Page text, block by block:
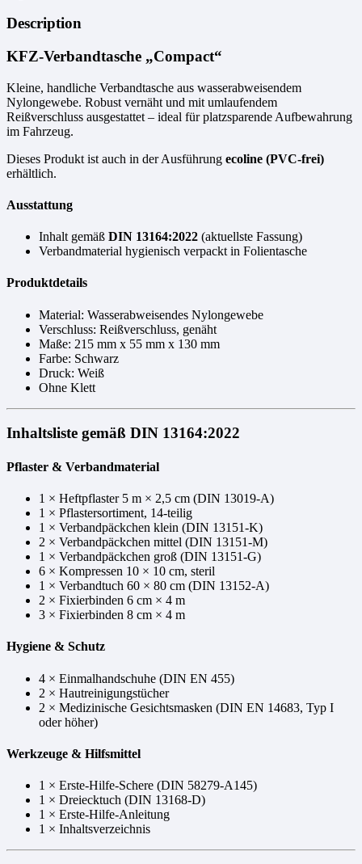
Description
KFZ-Verbandtasche „Compact“
Kleine, handliche Verbandtasche aus wasserabweisendem
Nylongewebe. Robust vernäht und mit umlaufendem
Reißverschluss ausgestattet – ideal für platzsparende Aufbewahrung
im Fahrzeug.
Dieses Produkt ist auch in der Ausführung ecoline (PVC-frei)
erhältlich.
Ausstattung
Inhalt gemäß DIN 13164:2022 (aktuellste Fassung)
Verbandmaterial hygienisch verpackt in Folientasche
Produktdetails
Material: Wasserabweisendes Nylongewebe
Verschluss: Reißverschluss, genäht
Maße: 215 mm x 55 mm x 130 mm
Farbe: Schwarz
Druck: Weiß
Ohne Klett
Inhaltsliste gemäß DIN 13164:2022
Pflaster & Verbandmaterial
1 × Heftpflaster 5 m × 2,5 cm (DIN 13019-A)
1 × Pflastersortiment, 14-teilig
1 × Verbandpäckchen klein (DIN 13151-K)
2 × Verbandpäckchen mittel (DIN 13151-M)
1 × Verbandpäckchen groß (DIN 13151-G)
6 × Kompressen 10 × 10 cm, steril
1 × Verbandtuch 60 × 80 cm (DIN 13152-A)
2 × Fixierbinden 6 cm × 4 m
3 × Fixierbinden 8 cm × 4 m
Hygiene & Schutz
4 × Einmalhandschuhe (DIN EN 455)
2 × Hautreinigungstücher
2 × Medizinische Gesichtsmasken (DIN EN 14683, Typ I
oder höher)
Werkzeuge & Hilfsmittel
1 × Erste-Hilfe-Schere (DIN 58279-A145)
1 × Dreiecktuch (DIN 13168-D)
1 × Erste-Hilfe-Anleitung
1 × Inhaltsverzeichnis